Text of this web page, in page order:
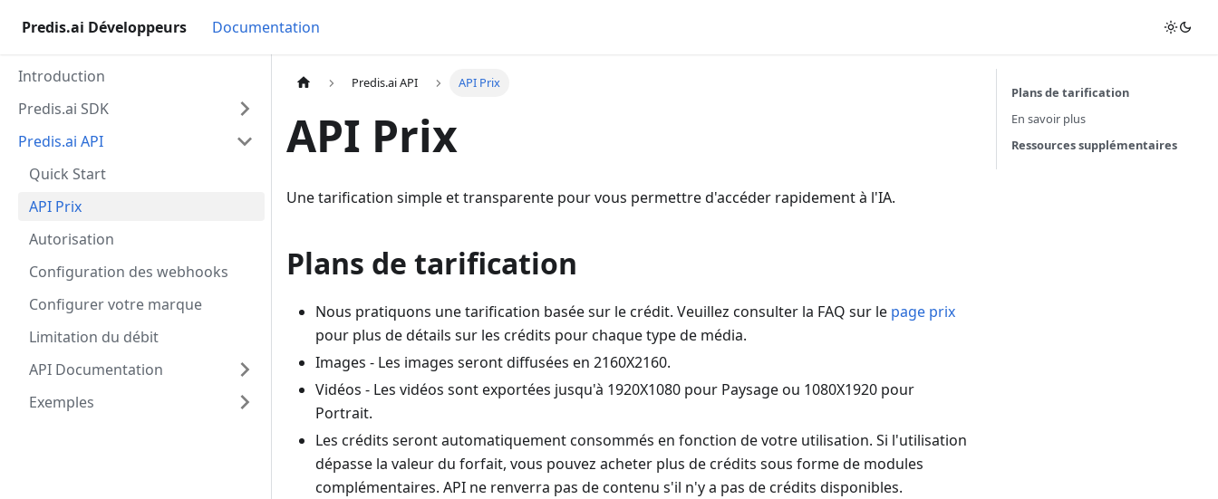
Predis.ai Développeurs Documentation
Introduction
Predis.ai SDK
Predis.ai API
Quick Start
API Prix
Autorisation
Configuration des webhooks
Configurer votre marque
Limitation du débit
API Documentation
Exemples
Predis.ai API API Prix
API Prix
Une tarification simple et transparente pour vous permettre d'accéder rapidement à l'IA.
Plans de tarification
Nous pratiquons une tarification basée sur le crédit. Veuillez consulter la FAQ sur le page prix
pour plus de détails sur les crédits pour chaque type de média.
Images - Les images seront diffusées en 2160X2160.
Vidéos - Les vidéos sont exportées jusqu'à 1920X1080 pour Paysage ou 1080X1920 pour
Portrait.
Les crédits seront automatiquement consommés en fonction de votre utilisation. Si l'utilisation
dépasse la valeur du forfait, vous pouvez acheter plus de crédits sous forme de modules
complémentaires. API ne renverra pas de contenu s'il n'y a pas de crédits disponibles.
Plans de tarification
En savoir plus
Ressources supplémentaires